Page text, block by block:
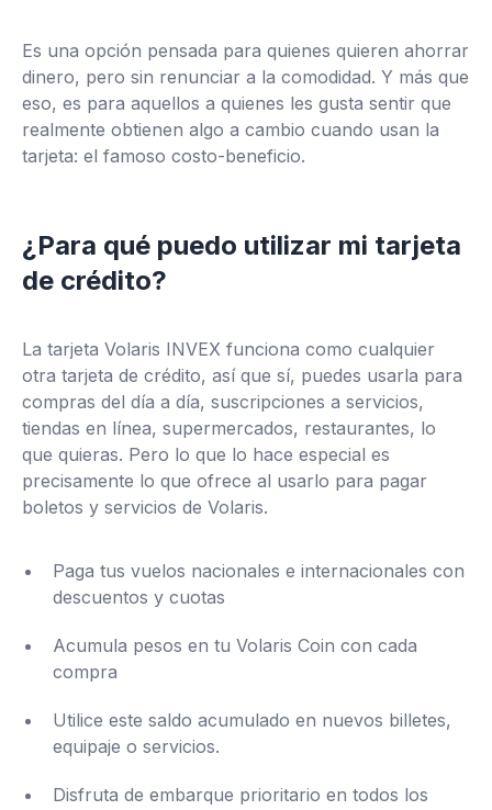
Es una opción pensada para quienes quieren ahorrar
dinero, pero sin renunciar a la comodidad. Y más que
eso, es para aquellos a quienes les gusta sentir que
realmente obtienen algo a cambio cuando usan la
tarjeta: el famoso costo-beneficio.
¿Para qué puedo utilizar mi tarjeta
de crédito?
La tarjeta Volaris INVEX funciona como cualquier
otra tarjeta de crédito, así que sí, puedes usarla para
compras del día a día, suscripciones a servicios,
tiendas en línea, supermercados, restaurantes, lo
que quieras. Pero lo que lo hace especial es
precisamente lo que ofrece al usarlo para pagar
boletos y servicios de Volaris.
Paga tus vuelos nacionales e internacionales con
descuentos y cuotas
Acumula pesos en tu Volaris Coin con cada
compra
Utilice este saldo acumulado en nuevos billetes,
equipaje o servicios.
Disfruta de embarque prioritario en todos los